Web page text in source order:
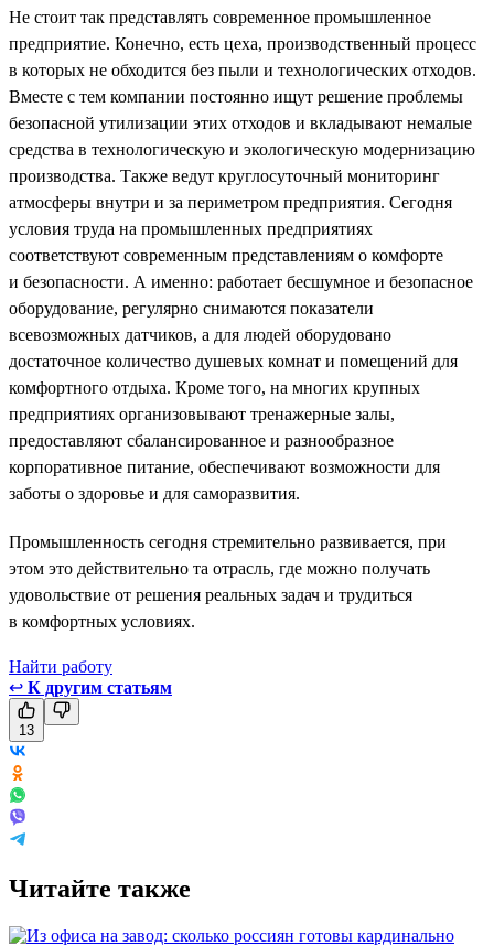
Не стоит так представлять современное промышленное
предприятие. Конечно, есть цеха, производственный процесс
в которых не обходится без пыли и технологических отходов.
Вместе с тем компании постоянно ищут решение проблемы
безопасной утилизации этих отходов и вкладывают немалые
средства в технологическую и экологическую модернизацию
производства. Также ведут круглосуточный мониторинг
атмосферы внутри и за периметром предприятия. Сегодня
условия труда на промышленных предприятиях
соответствуют современным представлениям о комфорте
и безопасности. А именно: работает бесшумное и безопасное
оборудование, регулярно снимаются показатели
всевозможных датчиков, а для людей оборудовано
достаточное количество душевых комнат и помещений для
комфортного отдыха. Кроме того, на многих крупных
предприятиях организовывают тренажерные залы,
предоставляют сбалансированное и разнообразное
корпоративное питание, обеспечивают возможности для
заботы о здоровье и для саморазвития.
Промышленность сегодня стремительно развивается, при
этом это действительно та отрасль, где можно получать
удовольствие от решения реальных задач и трудиться
в комфортных условиях.
Найти работу
↩ К другим статьям
13
Читайте также